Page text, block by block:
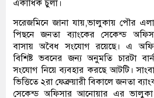
একাধিক চুলা।
সরেজমিনে জানা যায়,ভালুকায় পৌর
পিছনে জনতা ব্যাংকের সেকেন্ড
বাসায় অবৈধ সংযোগ রয়েছে। এ
বিশিষ্ট ভবনের জন্য অনুমতি চারটা
সংযোগ নিয়ে ব্যবহার করছে আটটি।
ভিত্তিতে ২রা ফেব্রুয়ারী বিকালে জনতা
সেকেন্ড অফিসার আনোয়ার এর